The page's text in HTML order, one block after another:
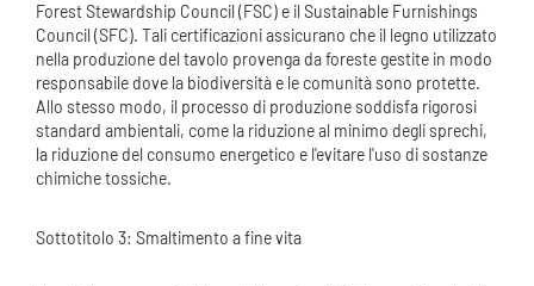
Forest Stewardship Council (FSC) e il Sustainable Furnishings
Council (SFC). Tali certificazioni assicurano che il legno utilizzato
nella produzione del tavolo provenga da foreste gestite in modo
responsabile dove la biodiversità e le comunità sono protette.
Allo stesso modo, il processo di produzione soddisfa rigorosi
standard ambientali, come la riduzione al minimo degli sprechi,
la riduzione del consumo energetico e l'evitare l'uso di sostanze
chimiche tossiche.
Sottotitolo 3: Smaltimento a fine vita